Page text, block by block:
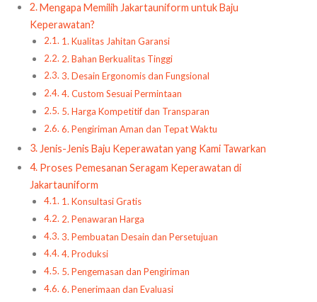
Mengapa Memilih Jakartauniform untuk Baju
Keperawatan?
1. Kualitas Jahitan Garansi
2. Bahan Berkualitas Tinggi
3. Desain Ergonomis dan Fungsional
4. Custom Sesuai Permintaan
5. Harga Kompetitif dan Transparan
6. Pengiriman Aman dan Tepat Waktu
Jenis-Jenis Baju Keperawatan yang Kami Tawarkan
Proses Pemesanan Seragam Keperawatan di
Jakartauniform
1. Konsultasi Gratis
2. Penawaran Harga
3. Pembuatan Desain dan Persetujuan
4. Produksi
5. Pengemasan dan Pengiriman
6. Penerimaan dan Evaluasi